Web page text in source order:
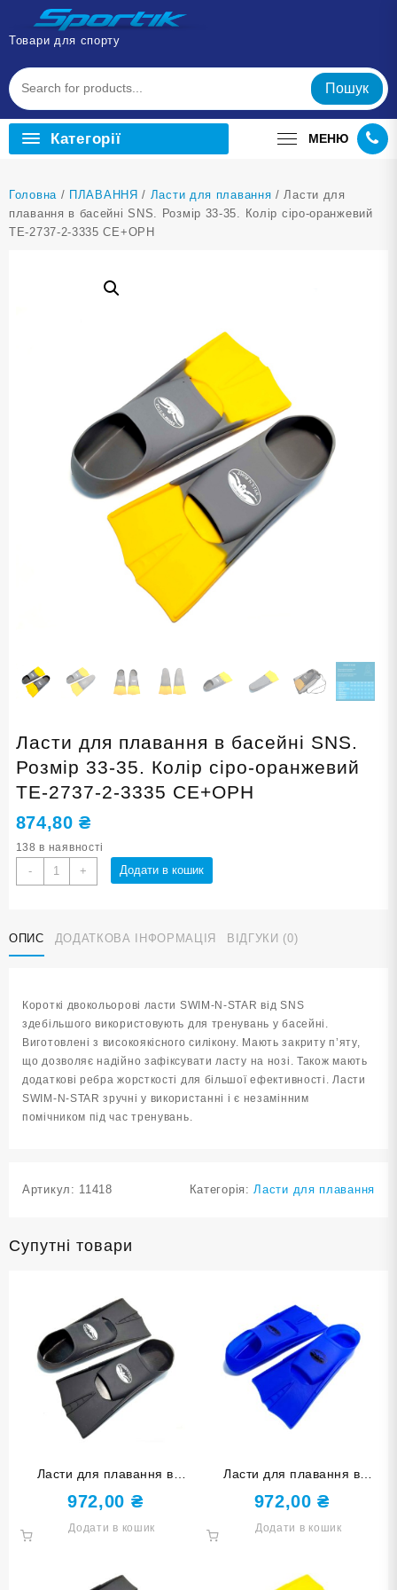
Перейти
вмісту
Товари для спорту
Пошук
Категорії МЕНЮ
Головна / ПЛАВАННЯ / Ласти для плавання / Ласти для
плавання в басейні SNS. Розмір 33-35. Колір сіро-оранжевий
TE-2737-2-3335 СЕ+ОРН
Ласти для плавання в басейні SNS.
Розмір 33-35. Колір сіро-оранжевий
TE-2737-2-3335 СЕ+ОРН
874,80₴
138 в наявності
-
Ласти
для
басейні
SNS.
кількість
+ Додати в кошик
ОПИС ДОДАТКОВА ІНФОРМАЦІЯ ВІДГУКИ (0)
Короткі двокольорові ласти SWIM-N-STAR від SNS
здебільшого використовують для тренувань у басейні.
Виготовлені з високоякісного силікону. Мають закриту п’яту,
що дозволяє надійно зафіксувати ласту на нозі. Також мають
додаткові ребра жорсткості для більшої ефективності. Ласти
SWIM-N-STAR зручні у використанні і є незамінним
помічником під час тренувань.
Артикул: 11418 Категорія:Ласти для плавання
Супутні товари
Ласти для плавання в
басейні SNS. Розмір 36-38.
Колір чорний TE-2737-1-
3638-Ч
972,00 ₴
Додати в кошик
Ласти для плавання в
басейні SNS. Розмір 36-38.
Колір синій TE-2737-1-
3638-С
972,00₴
Додати в кошик